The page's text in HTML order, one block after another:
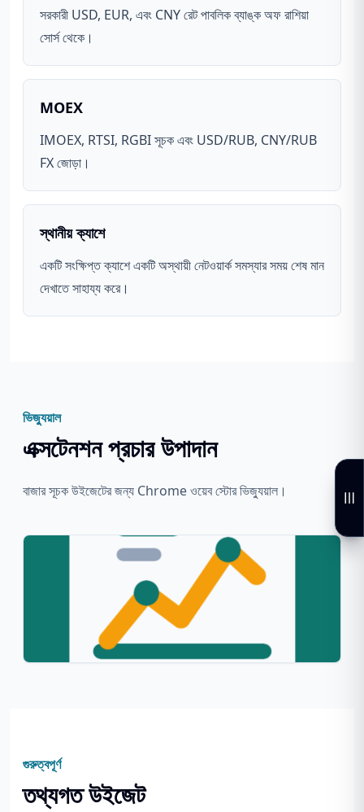
সরকারী USD, EUR, এবং CNY রেট পাবলিক ব্যাঙ্ক অফ রাশিয়া
সোর্স থেকে।
MOEX
IMOEX, RTSI, RGBI সূচক এবং USD/RUB, CNY/RUB
FX জোড়া।
স্থানীয় ক্যাশে
একটি সংক্ষিপ্ত ক্যাশে একটি অস্থায়ী নেটওয়ার্ক সমস্যার সময় শেষ মান
দেখাতে সাহায্য করে।
ভিজ্যুয়াল
এক্সটেনশন প্রচার উপাদান
বাজার সূচক উইজেটের জন্য Chrome ওয়েব স্টোর ভিজ্যুয়াল।
গুরুত্বপূর্ণ
তথ্যগত উইজেট